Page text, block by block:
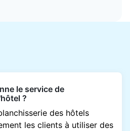
le service de
?
des hôtels
les clients à utiliser des